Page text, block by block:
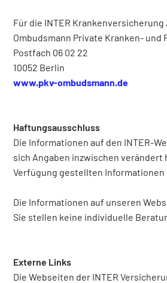
Für die INTER Krankenversicherung
Ombudsmann Private Kranken- und
Postfach 06 02 22
10052 Berlin
www.pkv-ombudsmann.de
Haftungsausschluss
Die Informationen auf den INTER-
sich Angaben inzwischen
Verfügung gestellten
Die Informationen auf unseren
Sie stellen keine individuelle
Externe Links
Die Webseiten der INTER